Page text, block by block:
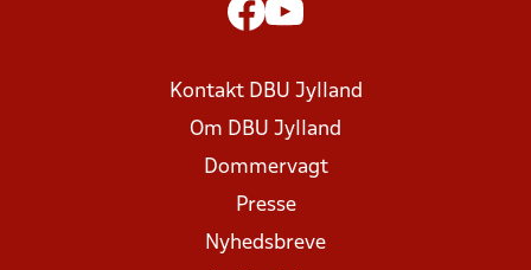
Kontakt DBU Jylland
Om DBU Jylland
Dommervagt
Presse
Nyhedsbreve